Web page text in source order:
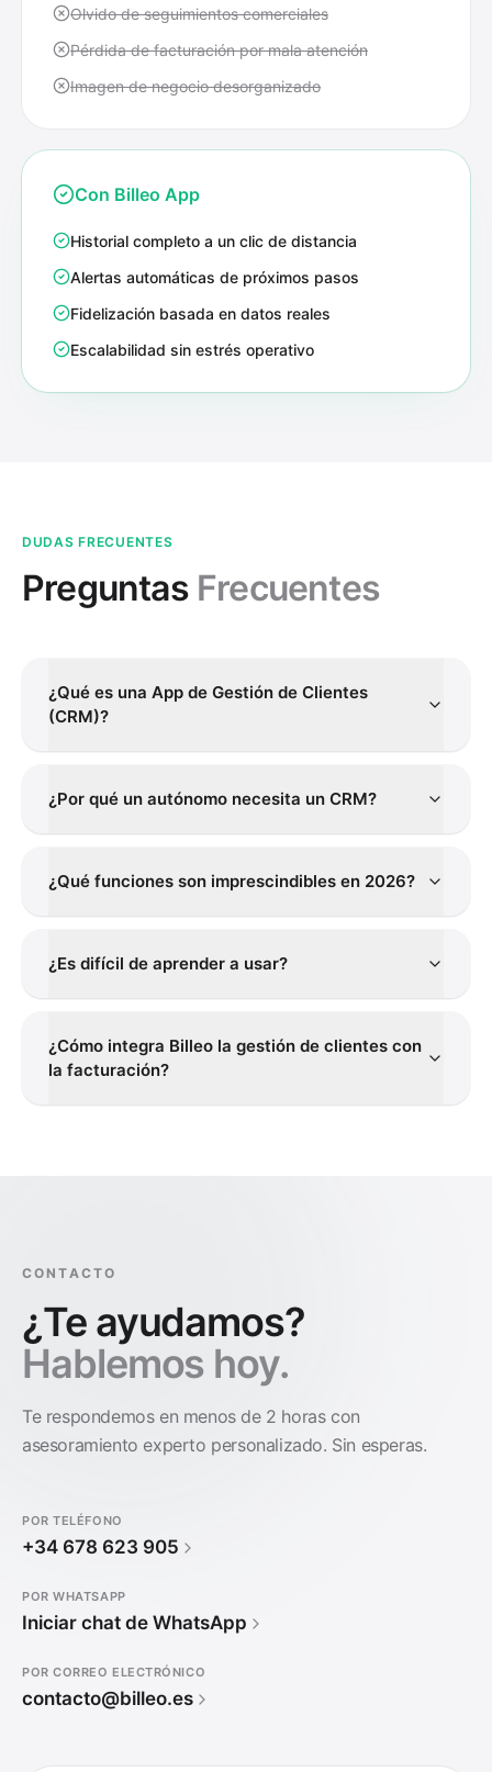
Olvido de seguimientos comerciales
Pérdida de facturación por mala atención
Imagen de negocio desorganizado
Con Billeo App
Historial completo a un clic de distancia
Alertas automáticas de próximos pasos
Fidelización basada en datos reales
Escalabilidad sin estrés operativo
DUDAS FRECUENTES
Preguntas Frecuentes
¿Qué es una App de Gestión de Clientes
(CRM)?
¿Por qué un autónomo necesita un CRM?
¿Qué funciones son imprescindibles en 2026?
¿Es difícil de aprender a usar?
¿Cómo integra Billeo la gestión de clientes con
la facturación?
CONTACTO
¿Te ayudamos?
Hablemos hoy.
Te respondemos en menos de 2 horas con
asesoramiento experto personalizado. Sin esperas.
POR TELÉFONO
+34 678 623 905
POR WHATSAPP
Iniciar chat de WhatsApp
POR CORREO ELECTRÓNICO
contacto@billeo.es